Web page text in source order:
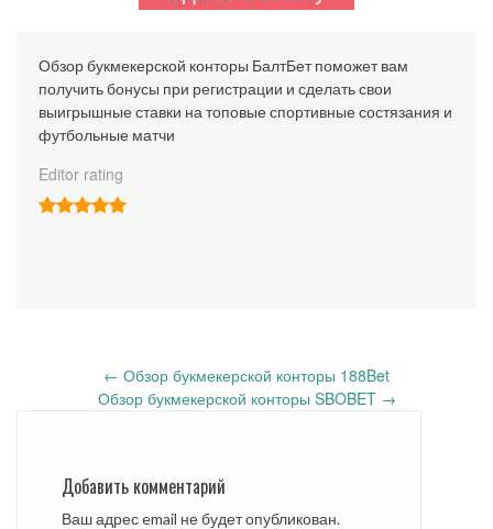
Обзор букмекерской конторы БалтБет поможет вам
получить бонусы при регистрации и сделать свои
выигрышные ставки на топовые спортивные состязания и
футбольные матчи
Editor rating
navigation
← Обзор букмекерской конторы 188Bet
Обзор букмекерской конторы SBOBET →
Добавить комментарий
Ваш адрес email не будет опубликован.